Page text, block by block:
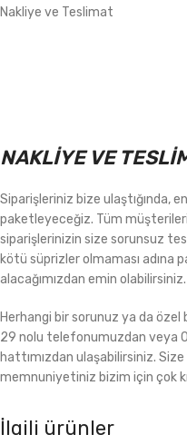
Nakliye ve Teslimat
NAKLİYE VE
Siparişleriniz bize ulaştığında,
paketleyeceğiz. Tüm
siparişlerinizin size sorunsuz
kötü süprizler olmaması adına
alacağımızdan emin olabilirsiniz.
Herhangi bir sorunuz ya da
29 nolu telefonumuzdan veya
hattımızdan ulaşabilirsiniz.
memnuniyetiniz bizim için çok
İlgili ürünler